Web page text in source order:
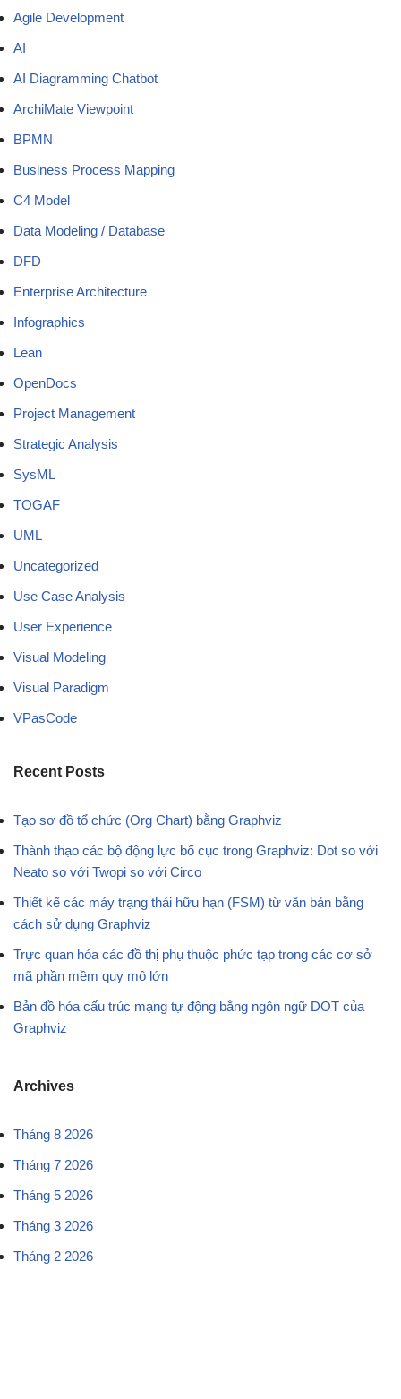
Agile Development
AI
AI Diagramming Chatbot
ArchiMate Viewpoint
BPMN
Business Process Mapping
C4 Model
Data Modeling / Database
DFD
Enterprise Architecture
Infographics
Lean
OpenDocs
Project Management
Strategic Analysis
SysML
TOGAF
UML
Uncategorized
Use Case Analysis
User Experience
Visual Modeling
Visual Paradigm
VPasCode
Recent Posts
Tạo sơ đồ tổ chức (Org Chart) bằng Graphviz
Thành thạo các bộ động lực bố cục trong Graphviz: Dot so với
Neato so với Twopi so với Circo
Thiết kế các máy trạng thái hữu hạn (FSM) từ văn bản bằng
cách sử dụng Graphviz
Trực quan hóa các đồ thị phụ thuộc phức tạp trong các cơ sở
mã phần mềm quy mô lớn
Bản đồ hóa cấu trúc mạng tự động bằng ngôn ngữ DOT của
Graphviz
Archives
Tháng 8 2026
Tháng 7 2026
Tháng 5 2026
Tháng 3 2026
Tháng 2 2026